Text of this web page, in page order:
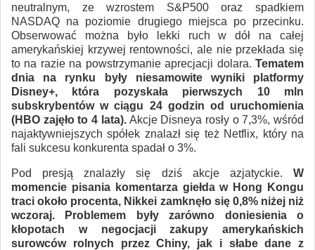
neutralnym, ze wzrostem S&P500 oraz spadkiem
NASDAQ na poziomie drugiego miejsca po przecinku.
Obserwować można było lekki ruch w dół na całej
amerykańskiej krzywej rentowności, ale nie przekłada się
to na razie na powstrzymanie aprecjacji dolara. Tematem
dnia na rynku były niesamowite wyniki platformy
Disney+, która pozyskała pierwszych 10 mln
subskrybentów w ciągu 24 godzin od uruchomienia
(HBO zajęło to 4 lata).Akcje Disneya rosły o 7,3%, wśród
najaktywniejszych spółek znalazł się też Netflix, który na
fali sukcesu konkurenta spadał o 3%.
Pod presją znalazły się dziś akcje azjatyckie. W
momencie pisania komentarza giełda w Hong Kongu
traci około procenta, Nikkei zamknęło się 0,8% niżej niż
wczoraj. Problemem były zarówno doniesienia o
kłopotach w negocjacji zakupy amerykańskich
surowców rolnych przez Chiny, jak i słabe dane z